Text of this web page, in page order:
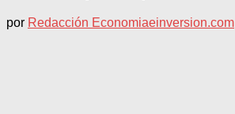
por Redacción Economiaeinversion.com